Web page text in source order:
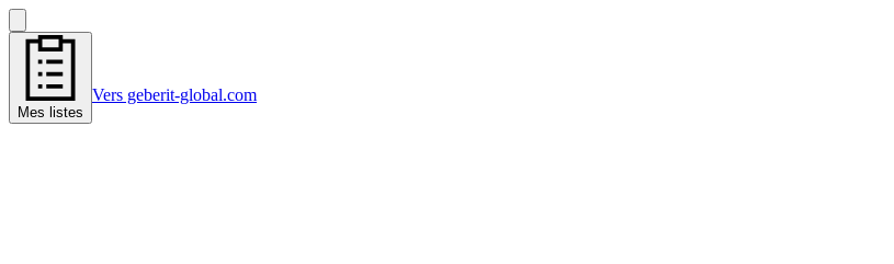
Mes listes
Vers geberit-global.com